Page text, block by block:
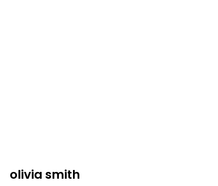
olivia smith